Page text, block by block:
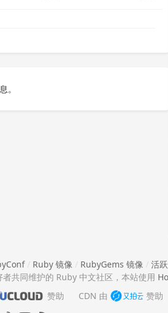
。
/ Ruby 镜像 / RubyGems 镜像 / 活
者共同维护的 Ruby 中文社区，本站使用
赞助 CDN 由
赞助